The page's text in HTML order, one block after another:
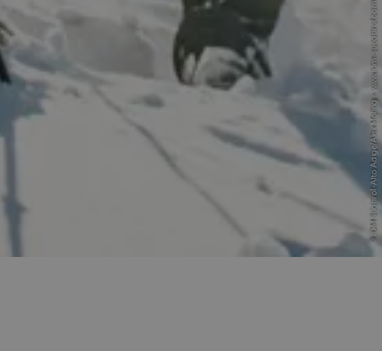
© IDM Südtirol-Alto Adige/Alex Moling - www.idm-suedtirol.com